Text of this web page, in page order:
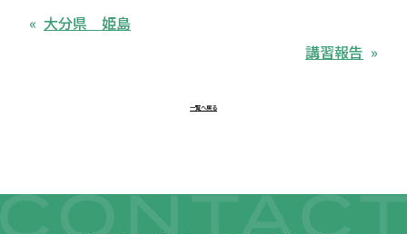
大分県 姫島
講習報告
一覧へ戻る